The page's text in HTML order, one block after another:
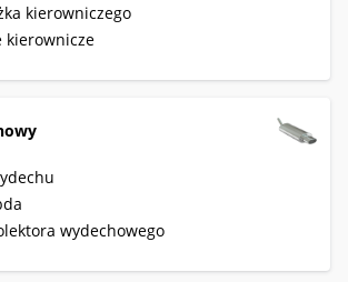
kierowniczego
kierownicze
wydechowego